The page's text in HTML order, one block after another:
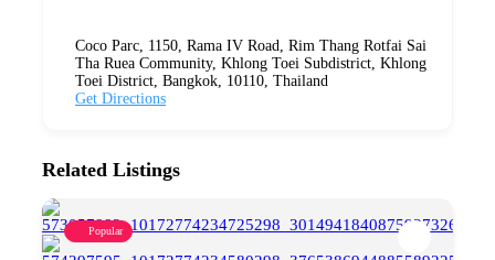
Coco Parc, 1150, Rama IV Road, Rim Thang Rotfai Sai
Tha Ruea Community, Khlong Toei Subdistrict, Khlong
Toei District, Bangkok, 10110, Thailand
Get Directions
Related Listings
Popular